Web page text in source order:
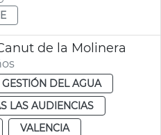
de la Molinera
GESTIÓN DEL AGUA
LAS AUDIENCIAS
VALENCIA